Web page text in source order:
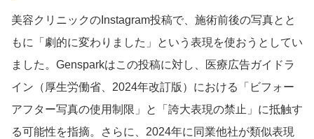
美容クリニックのInstagram投稿で、施術前後の写真とと
もに「劇的に変わりました」という表現を使おうとしてい
ました。Gensparkはこの投稿に対し、医療広告ガイドラ
イン（厚生労働省、2024年改訂版）における「ビフォー
アフター写真の使用制限」と「誇大表現の禁止」に抵触す
る可能性を指摘。さらに、2024年に同業他社が類似表現